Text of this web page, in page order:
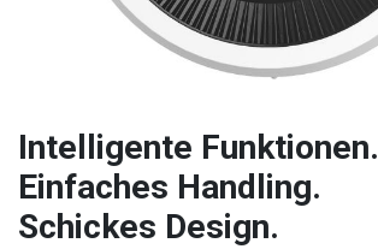
Intelligente Funktionen.
Einfaches Handling.
Schickes Design.